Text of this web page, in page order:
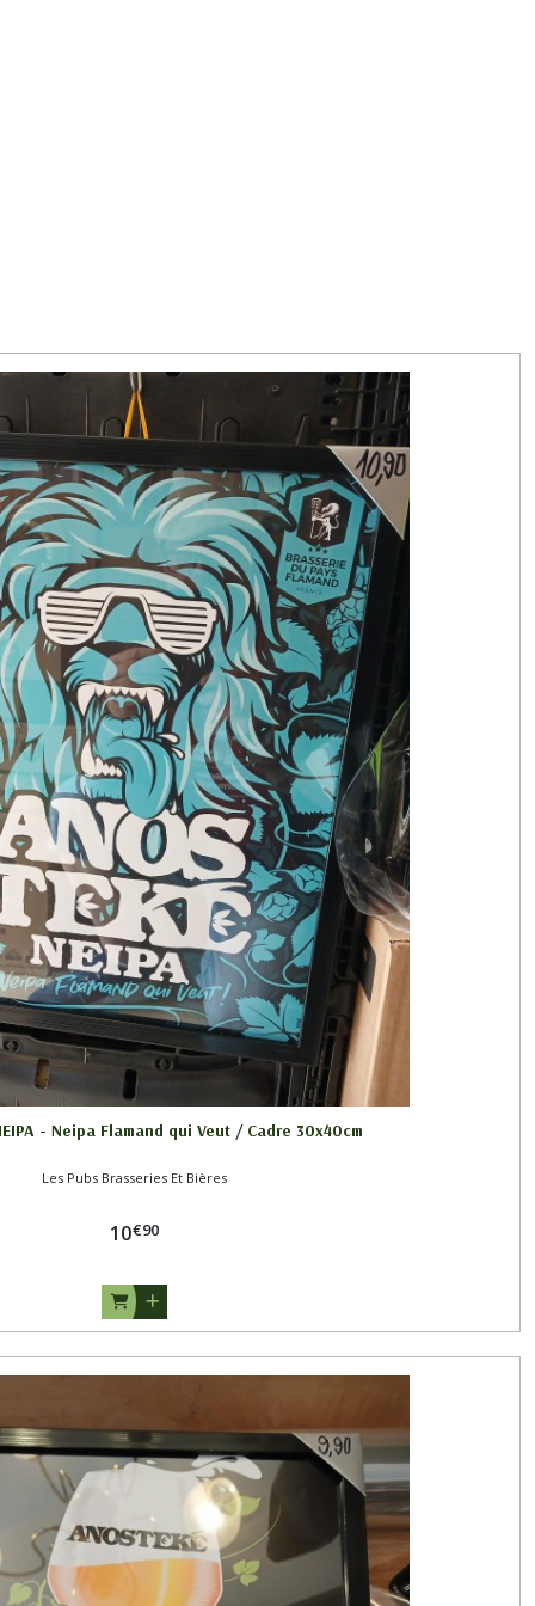
- Neipa Flamand qui Veut / Cadre 30x40cm
Les Pubs Brasseries Et Bières
10€90